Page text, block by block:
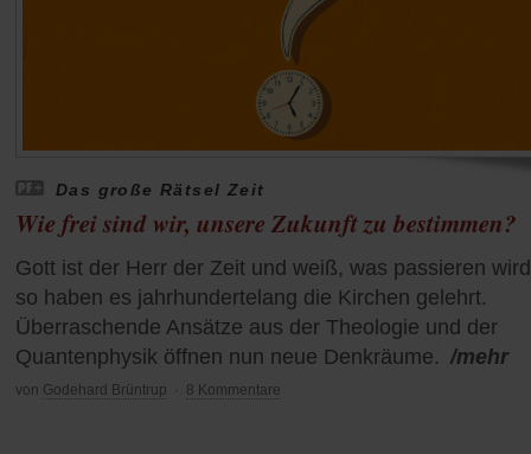
Das große Rätsel Zeit
Wie frei sind wir, unsere Zukunft zu bestimmen?
Gott ist der Herr der Zeit und weiß, was passieren
so haben es jahrhundertelang die Kirchen gelehrt.
Überraschende Ansätze aus der Theologie und der
Quantenphysik öffnen nun neue Denkräume. /mehr
von Godehard Brüntrup 8 Kommentare